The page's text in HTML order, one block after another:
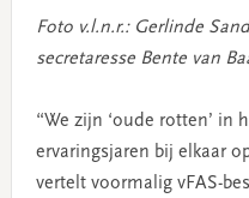
Foto v.l.n.r.: Gerlinde
secretaresse Bente van
“We zijn ‘oude rotten’ in
ervaringsjaren bij elkaar
vertelt voormalig vFAS-